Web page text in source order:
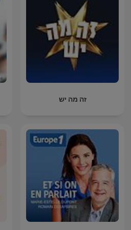
זה מה יש